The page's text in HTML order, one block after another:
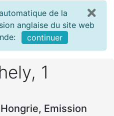
de la
anglaise du site web
continuer
1
Emission